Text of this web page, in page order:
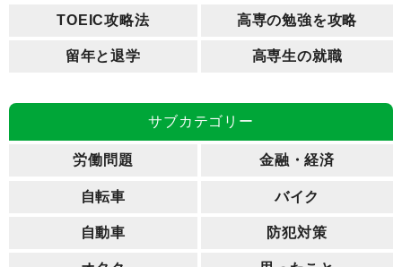
TOEIC攻略法 高専の勉強を攻略
留年と退学 高専生の就職
サブカテゴリー
労働問題 金融・経済
自転車 バイク
自動車 防犯対策